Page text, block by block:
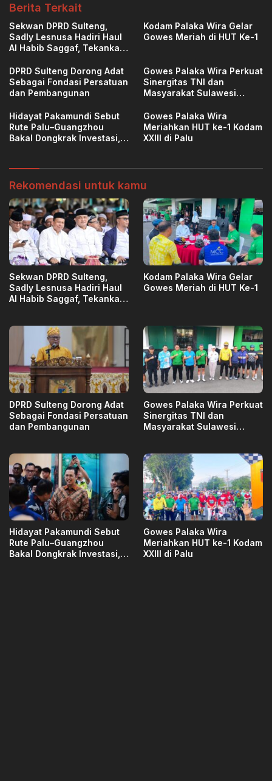
Berita Terkait
Sekwan DPRD Sulteng,
Sadly Lesnusa Hadiri Haul
Al Habib Saggaf, Tekankan
Kodam Palaka Wira Gelar
Gowes Meriah di HUT Ke-1
DPRD Sulteng Dorong Adat
Sebagai Fondasi Persatuan
dan Pembangunan
Gowes Palaka Wira Perkuat
Sinergitas TNI dan
Masyarakat Sulawesi
Hidayat Pakamundi Sebut
Rute Palu–Guangzhou
Bakal Dongkrak Investasi,
Gowes Palaka Wira
Meriahkan HUT ke-1 Kodam
XXIII di Palu
Rekomendasi untuk kamu
Sekwan DPRD Sulteng,
Sadly Lesnusa Hadiri Haul
Al Habib Saggaf, Tekankan
Kodam Palaka Wira Gelar
Gowes Meriah di HUT Ke-1
DPRD Sulteng Dorong Adat
Sebagai Fondasi Persatuan
dan Pembangunan
Gowes Palaka Wira Perkuat
Sinergitas TNI dan
Masyarakat Sulawesi
Hidayat Pakamundi Sebut
Rute Palu–Guangzhou
Bakal Dongkrak Investasi,
Gowes Palaka Wira
Meriahkan HUT ke-1 Kodam
XXIII di Palu